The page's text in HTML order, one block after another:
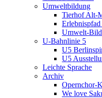
Umweltbildung
Tierhof Alt-
Erlebnispfad
Umwelt-
U-Bahnlinie 5
U5
U5
Leichte Sprache
Archiv
Opernchor-
We love